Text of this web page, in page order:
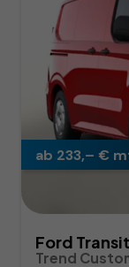
ab 233,– €
Ford Transit
Trend